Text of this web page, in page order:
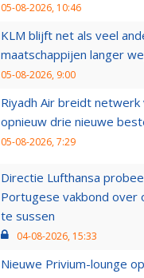
05-08-2026, 10:46
KLM blijft net als veel
maatschappijen langer
05-08-2026, 9:00
Riyadh Air breidt
opnieuw drie nieuwe
05-08-2026, 7:29
Directie Lufthansa
Portugese vakbond over
te sussen
04-08-2026, 15:33
Nieuwe Privium-lounge